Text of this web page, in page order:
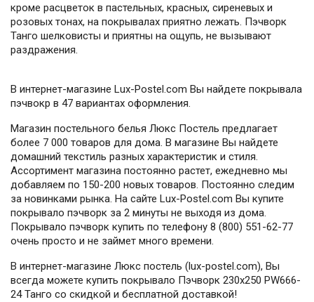
кроме расцветок в пастельных, красных, сиреневых и
розовых тонах, на покрывалах приятно лежать. Пэчворк
Танго шелковисты и приятны на ощупь, не вызывают
раздражения.
В интернет-магазине Lux-Postel.com Вы найдете покрывала
пэчвокр в 47 вариантах оформления.
Магазин постельного белья Люкс Постель предлагает
более 7 000 товаров для дома. В магазине Вы найдете
домашний текстиль разных характеристик и стиля.
Ассортимент магазина постоянно растет, ежедневно мы
добавляем по 150-200 новых товаров. Постоянно следим
за новинками рынка. На сайте Lux-Postel.com Вы купите
покрывало пэчворк за 2 минуты не выходя из дома.
Покрывало пэчворк купить по телефону 8 (800) 551-62-77
очень просто и не займет много времени.
В интернет-магазине Люкс постель (lux-postel.com), Вы
всегда можете купить покрывало Пэчворк 230х250 PW666-
24 Танго со скидкой и бесплатной доставкой!